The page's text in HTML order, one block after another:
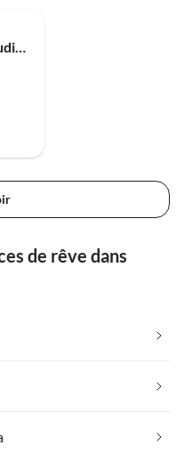
Appartement de vacances Studio Porte vers la Nature
de rêve dans